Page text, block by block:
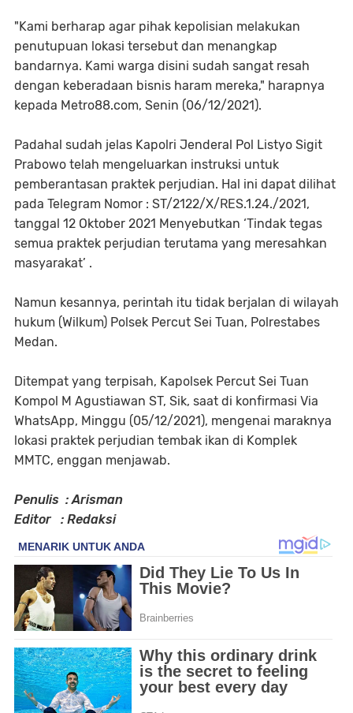
"Kami berharap agar pihak kepolisian melakukan
penutupuan lokasi tersebut dan menangkap
bandarnya. Kami warga disini sudah sangat resah
dengan keberadaan bisnis haram mereka," harapnya
kepada Metro88.com, Senin (06/12/2021).
Padahal sudah jelas Kapolri Jenderal Pol Listyo Sigit
Prabowo telah mengeluarkan instruksi untuk
pemberantasan praktek perjudian. Hal ini dapat dilihat
pada Telegram Nomor : ST/2122/X/RES.1.24./2021,
tanggal 12 Oktober 2021 Menyebutkan ‘Tindak tegas
semua praktek perjudian terutama yang meresahkan
masyarakat’ .
Namun kesannya, perintah itu tidak berjalan di wilayah
hukum (Wilkum) Polsek Percut Sei Tuan, Polrestabes
Medan.
Ditempat yang terpisah, Kapolsek Percut Sei Tuan
Kompol M Agustiawan ST, Sik, saat di konfirmasi Via
WhatsApp, Minggu (05/12/2021), mengenai maraknya
lokasi praktek perjudian tembak ikan di Komplek
MMTC, enggan menjawab.
Penulis : Arisman
Editor : Redaksi